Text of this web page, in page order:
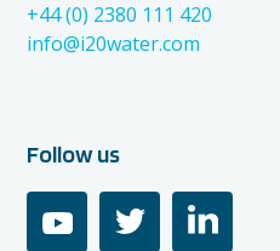
+44 (0) 2380 111 420
info@i20water.com
Follow us
youtube linkedin